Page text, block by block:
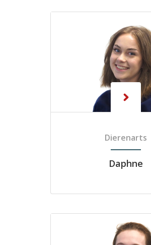
Dierenarts
Daphne